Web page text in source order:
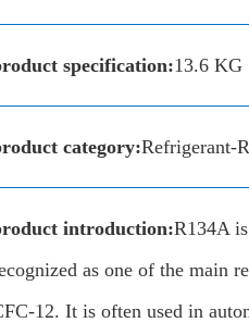
specification:13.6 KG
category:Refrigerant-
introduction:R134A
as one of the main
12. It is often used in